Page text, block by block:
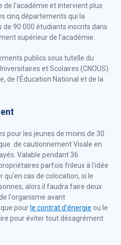
l'académie et intervient plus
cinq départements qui la
de 90 000 étudiants inscrits dans
supérieur de l'académie.
publics sous tutelle du
et Scolaires (CNOUS)
de l'Éducation National et de la
pour les jeunes de moins de 30
de cautionnement Visale en
Valable pendant 36
parfois frileux à l'idée
qu'en cas de colocation, si le
alors il faudra faire deux
l'organisme avant
pour le contrat d'énergie ou le
pour éviter tout désagrément